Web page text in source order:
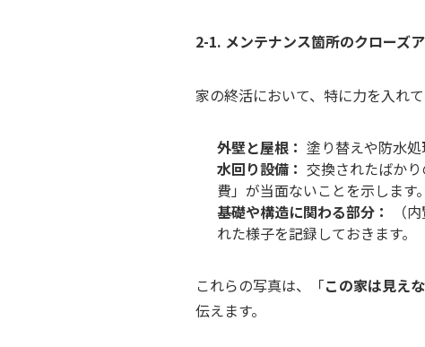
2-1. メンテナンス箇所のクローズ
家の終活において、特に力を入れ
外壁と屋根： 塗り替えや防水
水回り設備： 交換されたばか
費」が当面ないことを示します。
基礎や構造に関わる部分：
（
れた様子を記録しておきます。
これらの写真は、「この家は見え
伝えます。